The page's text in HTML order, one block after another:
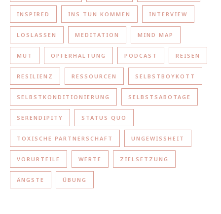
INSPIRED INS TUN KOMMEN INTERVIEW
LOSLASSEN MEDITATION MIND MAP
MUT OPFERHALTUNG PODCAST REISEN
RESILIENZ RESSOURCEN SELBSTBOYKOTT
SELBSTKONDITIONIERUNG SELBSTSABOTAGE
SERENDIPITY STATUS QUO
TOXISCHE PARTNERSCHAFT UNGEWISSHEIT
VORURTEILE WERTE ZIELSETZUNG
ÄNGSTE ÜBUNG